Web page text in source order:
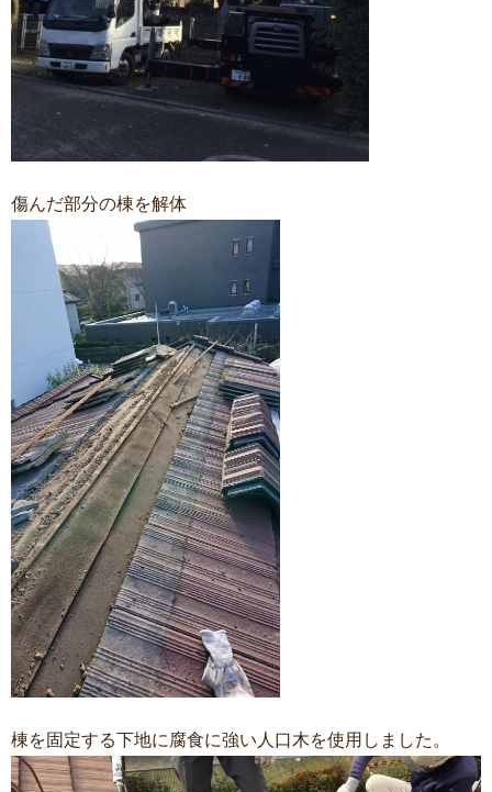
傷んだ部分の棟を解体
棟を固定する下地に腐食に強い人口木を使用しました。